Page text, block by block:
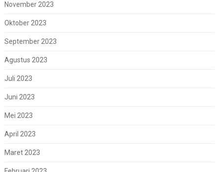
November 2023
Oktober 2023
September 2023
Agustus 2023
Juli 2023
Juni 2023
Mei 2023
April 2023
Maret 2023